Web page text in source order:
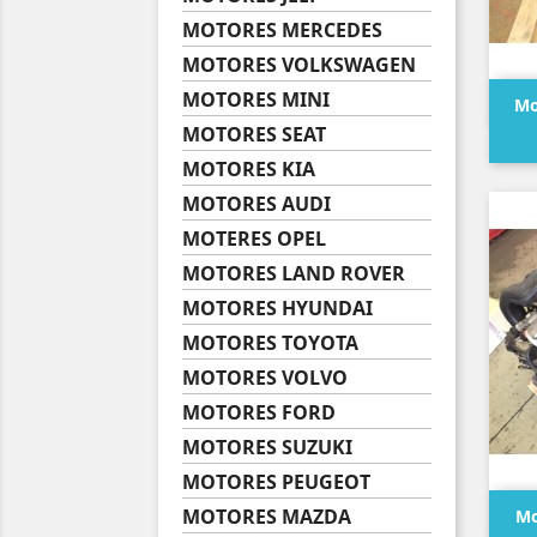
MOTORES MERCEDES
MOTORES VOLKSWAGEN
MOTORES MINI
MOTORES SEAT
MOTORES KIA
MOTORES AUDI
MOTERES OPEL
MOTORES LAND ROVER
MOTORES HYUNDAI
MOTORES TOYOTA
MOTORES VOLVO
MOTORES FORD
MOTORES SUZUKI
MOTORES PEUGEOT
MOTORES MAZDA